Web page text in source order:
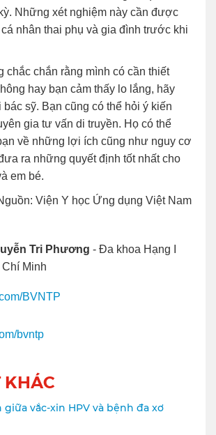
Những xét nghiệm này cần được
nhân thai phụ và gia đình trước khi
chắc chắn rằng mình có cần thiết
hay bạn cảm thấy lo lắng, hãy
sỹ. Bạn cũng có thể hỏi ý kiến
gia tư vấn di truyền. Họ có thể
về những lợi ích cũng như nguy cơ
ra những quyết định tốt nhất cho
em bé.
Viện Y học Ứng dụng Việt Nam
Tri Phương - Đa khoa Hạng I
Minh
BVNTP
bvntp
KHÁC
giữa vắc-xin HPV và bệnh đa xơ